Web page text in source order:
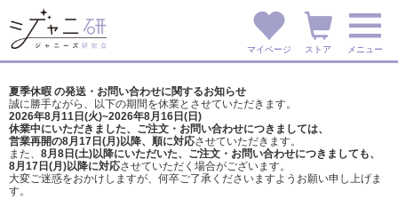
マイページ ストア メニュー
夏季休暇 の発送・お問い合わせに関するお知らせ
誠に勝手ながら、以下の期間を休業とさせていただきます。
2026年8月11日(火)~2026年8月16日(日)
休業中にいただきました、ご注文・お問い合わせにつきましては、
営業再開の8月17日(月)以降、順に対応させていただきます。
また、 8月8日(土)以降にいただいた、ご注文・ お問い合わせにつきましても、
8月17日(月)以降に対応させていただく場合がございます。
大変ご迷惑をおかけしますが、 何卒ご了承くださいますようお願い申し上げま
す。